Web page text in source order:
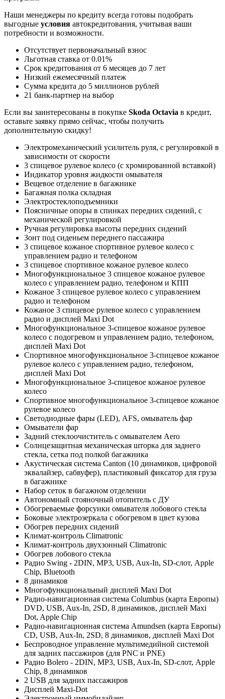
Наши менеджеры по кредиту всегда готовы подобрать
выгодные условия автокредитования, учитывая ваши
потребности и возможности.
Отсутствует первоначальный взнос
Льготная ставка от 0.01%
Срок кредитования от 6 месяцев до 7 лет
Низкий ежемесячный платеж
Сумма кредита до 5 миллионов рублей
21 банк-партнер на выбор
Если вы заинтересованы в покупке Skoda Octavia в кредит,
оставьте заявку прямо сейчас, чтобы получить
дополнительную скидку!
Электромеханический усилитель руля, с регулировкой в
зависимости от скорости
3 спицевое рулевое колесо (с хромированной вставкой)
Индикатор уровня жидкости омывателя
Вещевое отделение в багажнике
Багажная полка складная
Электростеклоподъемники
Поясничные опоры в спинках передних сидений, с
механической регулировкой
Ручная регулировка высоты передних сидений
Зонт под сиденьем переднего пассажира
3 спицевое кожаное спортивное рулевое колесо с
управлением радио и телефоном
3 спицевое спортивное кожаное рулевое колесо
Многофункциональное 3 спицевое кожаное рулевое
колесо с управлением радио, телефоном и КПП
Кожаное 3 спицевое рулевое колесо с управлением
радио и телефоном
Кожаное 3 спицевое рулевое колесо с управлением
радио и дисплей Maxi Dot
Многофункциональное 3-спицевое кожаное рулевое
колесо с подогревом и управлением радио, телефоном,
дисплей Maxi Dot
Спортивное многофункциональное 3-спицевое кожаное
рулевое колесо с управлением радио, телефоном,
дисплей Maxi Dot
Многофункциональное 3-спицевое кожаное рулевое
колесо
Спортивное многофункциональное 3-спицевое кожаное
рулевое колесо
Светодиодные фары (LED), AFS, омыватель фар
Омыватели фар
Задний стеклоочиститель с омывателем Aero
Солнцезащитная механическая шторка для заднего
стекла, сетка под полкой багажника
Акустическая система Canton (10 динамиков, цифровой
эквалайзер, сабвуфер), пластиковый фиксатор для груза
в багажнике
Набор сеток в багажном отделении
Автономный стояночный отопитель с ДУ
Обогреваемые форсунки омывателя лобового стекла
Боковые электрозеркала с обогревом в цвет кузова
Обогрев передних сидений
Климат-контроль Climatronic
Климат-контроль двухзонный Climatronic
Обогрев лобового стекла
Радио Swing - 2DIN, MP3, USB, Aux-In, SD-слот, Apple
Chip, Bluetooth
8 динамиков
Многофункциональный дисплей Maxi Dot
Радио-навигационная система Columbus (карта Европы)
DVD, USB, Aux-In, 2SD, 8 динамиков, дисплей Maxi
Dot, Apple Chip
Радио-навигационная система Amundsen (карта Европы)
CD, USB, Aux-In, 2SD, 8 динамиков, дисплей Maxi Dot
Беспроводное управление мультимедийной системой
для задних пассажиров (для PNC и PNE)
Радио Bolero - 2DIN, MP3, USB, Aux-In, SD-слот, Apple
Chip, 8 динамиков
2 USB для задних пассажиров
Дисплей Maxi-Dot